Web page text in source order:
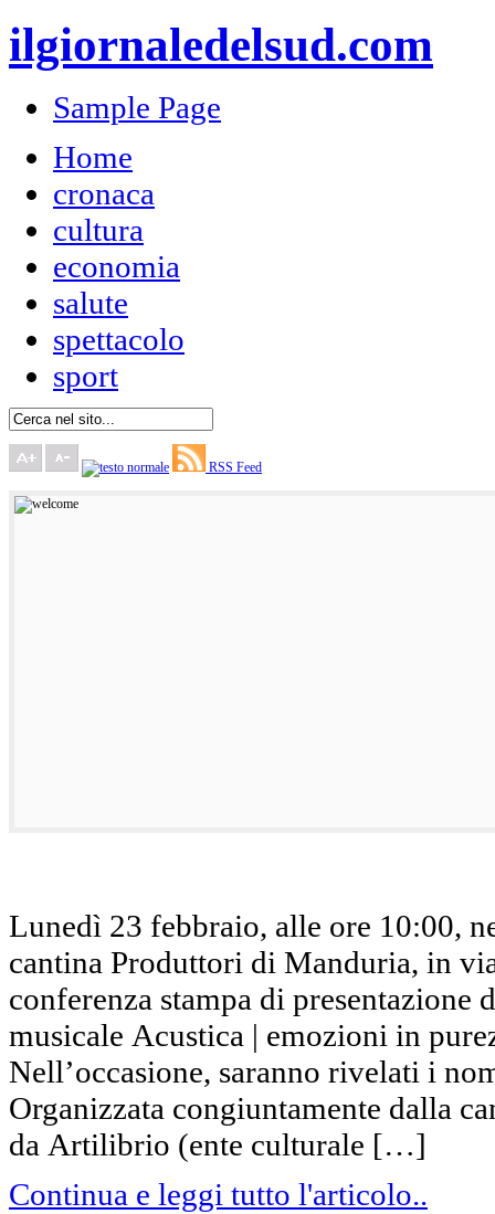
ilgiornaledelsud.com
Sample Page
Home
cronaca
cultura
economia
salute
spettacolo
sport
RSS Feed
Lunedì 23 febbraio, alle ore 10:00,
cantina Produttori di Manduria, in
conferenza stampa di presentazione
musicale Acustica | emozioni in
Nell’occasione, saranno rivelati i
Organizzata congiuntamente dalla
da Artilibrio (ente culturale […]
Continua e leggi tutto l'articolo..